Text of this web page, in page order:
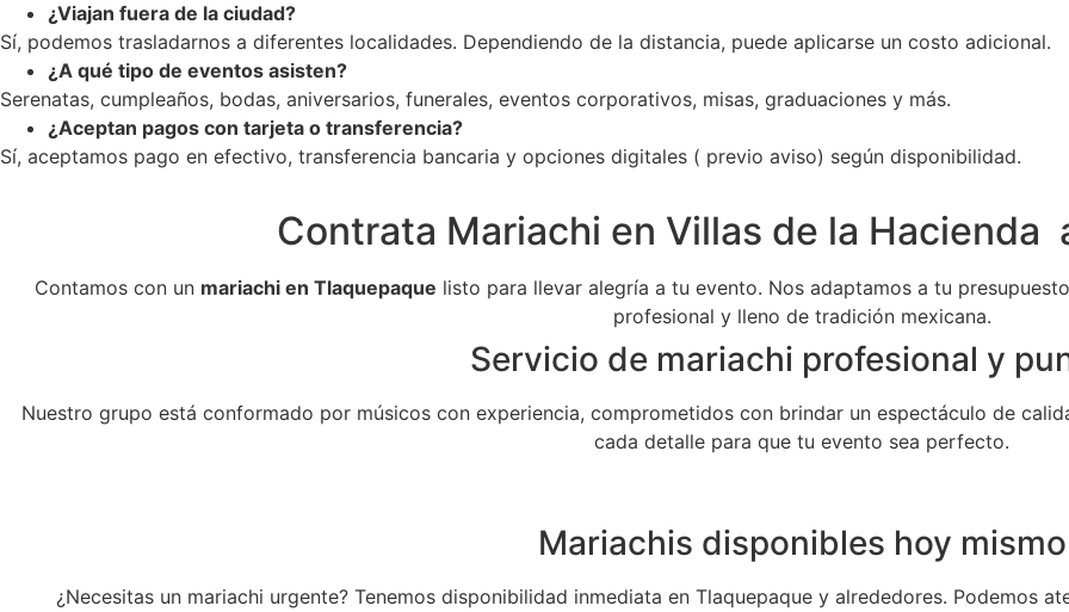
¿Viajan fuera de la ciudad?
Sí, podemos trasladarnos a diferentes localidades. Dependiendo de la distancia, puede aplicarse un costo adicional.
¿A qué tipo de eventos asisten?
Serenatas, cumpleaños, bodas, aniversarios, funerales, eventos corporativos, misas, graduaciones y más.
¿Aceptan pagos con tarjeta o transferencia?
Sí, aceptamos pago en efectivo, transferencia bancaria y opciones digitales ( previo aviso) según disponibilidad.
Contrata Mariachi en Villas de la Hacienda
Contamos con un mariachi en Tlaquepaque listo para llevar alegría a tu evento. Nos adaptamos a tu
profesional y lleno de tradición mexicana.
Servicio de mariachi profesional y
Nuestro grupo está conformado por músicos con experiencia, comprometidos con brindar un espectáculo de
cada detalle para que tu evento sea perfecto.
Mariachis disponibles hoy mismo
¿Necesitas un mariachi urgente? Tenemos disponibilidad inmediata en Tlaquepaque y alrededores. Podemos